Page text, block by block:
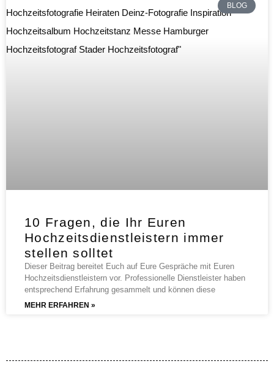
BLOG
10 Fragen, die Ihr Euren
Hochzeitsdienstleistern immer
stellen solltet
Dieser Beitrag bereitet Euch auf Eure Gespräche mit Euren
Hochzeitsdienstleistern vor. Professionelle Dienstleister haben
entsprechend Erfahrung gesammelt und können diese
MEHR ERFAHREN »